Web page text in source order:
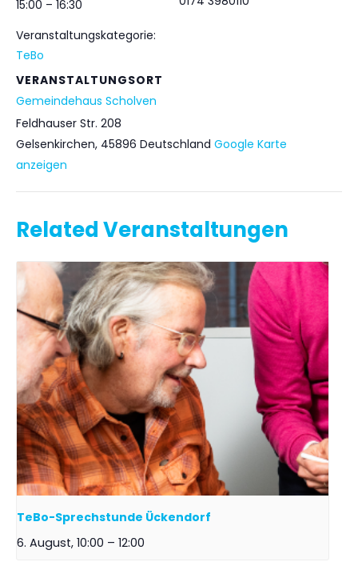
15:00 – 16:30
Veranstaltungskategorie:
TeBo
VERANSTALTUNGSORT
Gemeindehaus Scholven
Feldhauser Str. 208
Gelsenkirchen, 45896 Deutschland Google Karte
anzeigen
Related Veranstaltungen
TeBo-Sprechstunde Ückendorf
6. August, 10:00 – 12:00